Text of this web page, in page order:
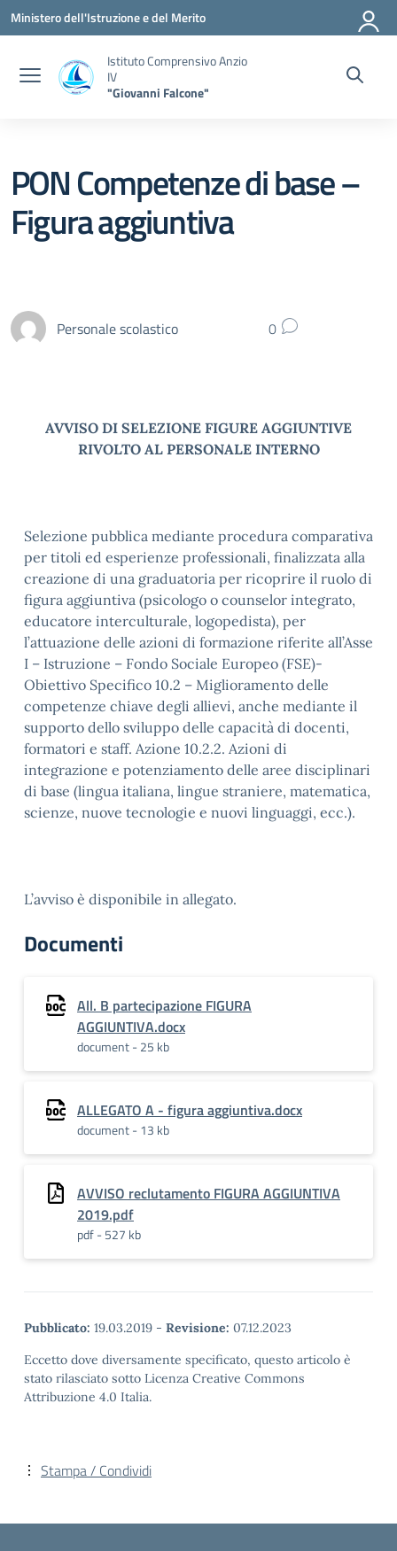
Vai ai contenuti
Vai al menu di navigazione
Vai al footer
Ministero dell'Istruzione e del Merito
Istituto Comprensivo Anzio
IV
"Giovanni Falcone"
PON Competenze di base –
Figura aggiuntiva
Personale scolastico 0
AVVISO DI SELEZIONE FIGURE AGGIUNTIVE
RIVOLTO AL PERSONALE INTERNO
Selezione pubblica mediante procedura comparativa
per titoli ed esperienze professionali, finalizzata alla
creazione di una graduatoria per ricoprire il ruolo di
figura aggiuntiva (psicologo o counselor integrato,
educatore interculturale, logopedista), per
l’attuazione delle azioni di formazione riferite all’Asse
I – Istruzione – Fondo Sociale Europeo (FSE)-
Obiettivo Specifico 10.2 – Miglioramento delle
competenze chiave degli allievi, anche mediante il
supporto dello sviluppo delle capacità di docenti,
formatori e staff. Azione 10.2.2. Azioni di
integrazione e potenziamento delle aree disciplinari
di base (lingua italiana, lingue straniere, matematica,
scienze, nuove tecnologie e nuovi linguaggi, ecc.).
L’avviso è disponibile in allegato.
Documenti
All. B partecipazione FIGURA
AGGIUNTIVA.docx
document - 25 kb
ALLEGATO A - figura aggiuntiva.docx
document - 13 kb
AVVISO reclutamento FIGURA AGGIUNTIVA
2019.pdf
pdf - 527 kb
Pubblicato: 19.03.2019 - Revisione: 07.12.2023
Eccetto dove diversamente specificato, questo articolo è
stato rilasciato sotto Licenza Creative Commons
Attribuzione 4.0 Italia.
Stampa / Condividi